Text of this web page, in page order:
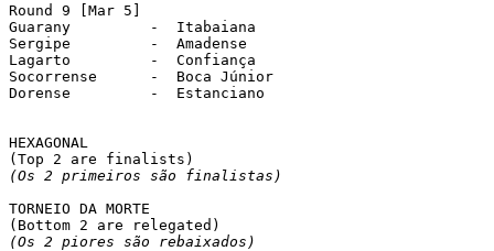
Round 9 [Mar 5]
Guarany		-  Itabaiana
Sergipe		-  Amadense
Lagarto		-  Confiança
Socorrense	-  Boca Júnior
Dorense		-  Estanciano
HEXAGONAL
(Os 2 primeiros são finalistas)
TORNEIO DA MORTE
(Os 2 piores são rebaixados)